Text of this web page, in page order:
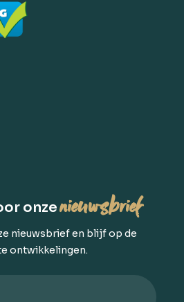
onzenieuwsbrief
nieuwsbrief en blijf op de
ontwikkelingen.